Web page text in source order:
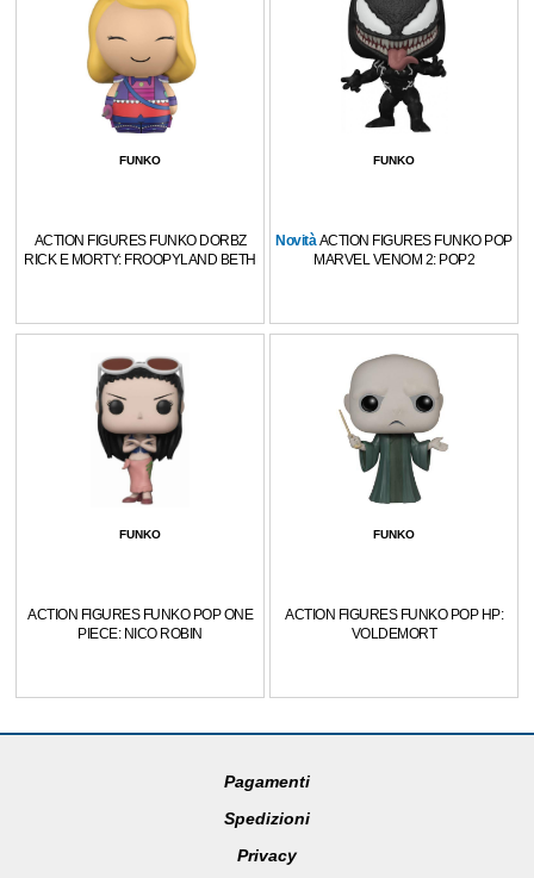
FUNKO
ACTION FIGURES FUNKO DORBZ
RICK E MORTY: FROOPYLAND BETH
FUNKO
NovitàACTION FIGURES FUNKO POP
MARVEL VENOM 2: POP2
FUNKO
ACTION FIGURES FUNKO POP ONE
PIECE: NICO ROBIN
FUNKO
ACTION FIGURES FUNKO POP HP:
VOLDEMORT
Pagamenti
Spedizioni
Privacy